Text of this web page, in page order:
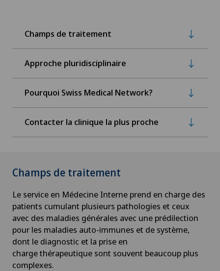
Champs de traitement
Approche pluridisciplinaire
Pourquoi Swiss Medical Network?
Contacter la clinique la plus proche
Champs de traitement
Le service en Médecine Interne prend en charge des
patients cumulant plusieurs pathologies et ceux
avec des maladies générales avec une prédilection
pour les maladies auto-immunes et de système,
dont le diagnostic et la prise en
charge thérapeutique sont souvent beaucoup plus
complexes.